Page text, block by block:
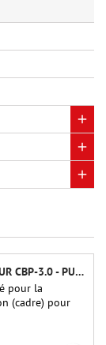
PLAQUE POUR COUPLEUR CBP-3.0 - PUBLIC MISSILES LTD.
pour la
(cadre) pour
mm de Public